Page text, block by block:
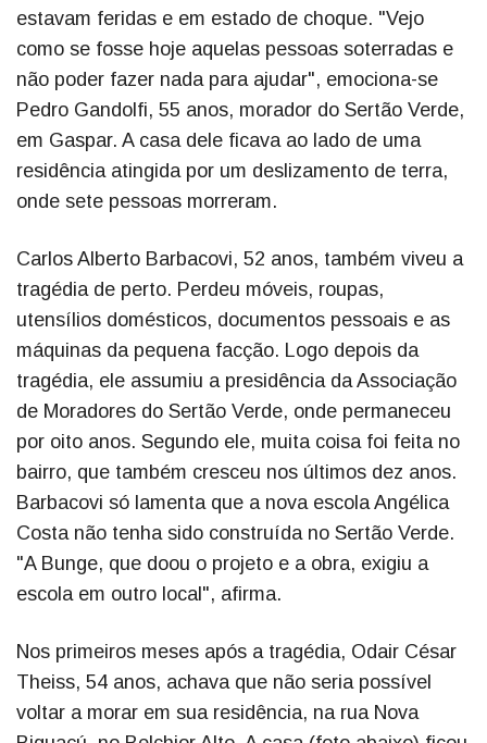
estavam feridas e em estado de choque. "Vejo
como se fosse hoje aquelas pessoas soterradas e
não poder fazer nada para ajudar", emociona-se
Pedro Gandolfi, 55 anos, morador do Sertão Verde,
em Gaspar. A casa dele ficava ao lado de uma
residência atingida por um deslizamento de terra,
onde sete pessoas morreram.
Carlos Alberto Barbacovi, 52 anos, também viveu a
tragédia de perto. Perdeu móveis, roupas,
utensílios domésticos, documentos pessoais e as
máquinas da pequena facção. Logo depois da
tragédia, ele assumiu a presidência da Associação
de Moradores do Sertão Verde, onde permaneceu
por oito anos. Segundo ele, muita coisa foi feita no
bairro, que também cresceu nos últimos dez anos.
Barbacovi só lamenta que a nova escola Angélica
Costa não tenha sido construída no Sertão Verde.
"A Bunge, que doou o projeto e a obra, exigiu a
escola em outro local", afirma.
Nos primeiros meses após a tragédia, Odair César
Theiss, 54 anos, achava que não seria possível
voltar a morar em sua residência, na rua Nova